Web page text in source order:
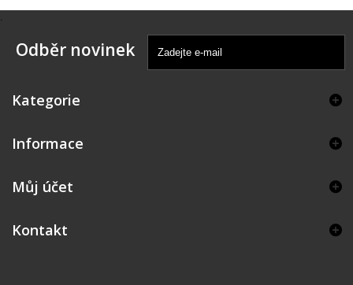
.
Odběr novinek
Kategorie
Informace
Můj účet
Kontakt